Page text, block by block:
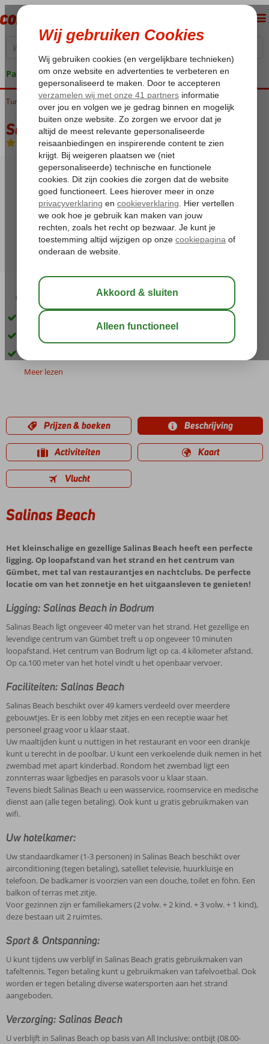
Pakketgarantie
Home
Turkije Egeische kust Bodrum Gumbet Salinas Beach
Salinas Beach
All Inclusive-Hotel
03:30
Op loopafstand van het strand en centrum
Kleinschalig hotel
Meer lezen
Prijzen & boeken Beschrijving
Activiteiten Kaart
Vlucht
Salinas Beach
Het kleinschalige en gezellige Salinas Beach heeft een perfecte
ligging. Op loopafstand van het strand en het centrum van
Gümbet, met tal van restaurantjes en nachtclubs. De perfecte
locatie om van het zonnetje en het uitgaansleven te genieten!
Ligging: Salinas Beach in Bodrum
Salinas Beach ligt ongeveer 40 meter van het strand. Het gezellige en
levendige centrum van Gümbet treft u op ongeveer 10 minuten
loopafstand. Het centrum van Bodrum ligt op ca. 4 kilometer afstand.
Op ca.100 meter van het hotel vindt u het openbaar vervoer.
Faciliteiten: Salinas Beach
Salinas Beach beschikt over 49 kamers verdeeld over meerdere
gebouwtjes. Er is een lobby met zitjes en een receptie waar het
personeel graag voor u klaar staat.
Uw maaltijden kunt u nuttigen in het restaurant en voor een drankje
kunt u terecht in de poolbar. U kunt een verkoelende duik nemen in het
zwembad met apart kinderbad. Rondom het zwembad ligt een
zonnterras waar ligbedjes en parasols voor u klaar staan.
Tevens biedt Salinas Beach u een wasservice, roomservice en medische
dienst aan (alle tegen betaling). Ook kunt u gratis gebruikmaken van
wifi.
Uw hotelkamer:
Uw standaardkamer (1-3 personen) in Salinas Beach beschikt over
airconditioning (tegen betaling), satelliet televisie, huurkluisje en
telefoon. De badkamer is voorzien van een douche, toilet en föhn. Een
balkon of terras met zitje.
Voor gezinnen zijn er familiekamers (2 volw. + 2 kind. + 3 volw. + 1 kind),
deze bestaan uit 2 ruimtes.
Sport & Ontspanning:
U kunt tijdens uw verblijf in Salinas Beach gratis gebruikmaken van
tafeltennis. Tegen betaling kunt u gebruikmaken van tafelvoetbal. Ook
worden er tegen betaling diverse watersporten aan het strand
aangeboden.
Verzorging: Salinas Beach
U verblijft in Salinas Beach op basis van All Inclusive: ontbijt (08.00-